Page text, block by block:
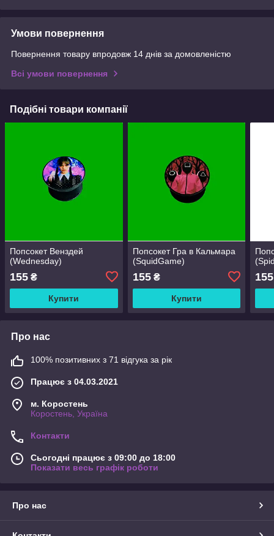
Умови повернення
Повернення товару впродовж 14 днів за домовленістю
Всі умови повернення
Подібні товари компанії
Попсокет Венздей
(Wednesday)
155 ₴
Купити
Попсокет Гра в Кальмара
(SquidGame)
155₴
Купити
155
Про нас
100% позитивних з 71 відгука за рік
Працює з 04.03.2021
м. Коростень
Коростень, Україна
Контакти
Сьогодні працює з 09:00 до 18:00
Показати весь графік роботи
Про нас